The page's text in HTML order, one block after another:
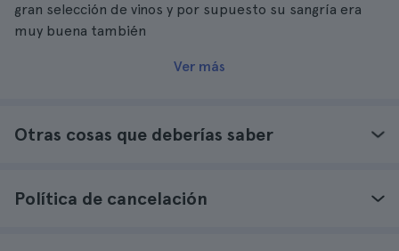
gran selección de vinos y por supuesto su sangría era
muy buena también
Ver más
Otras cosas que deberías saber
Política de cancelación